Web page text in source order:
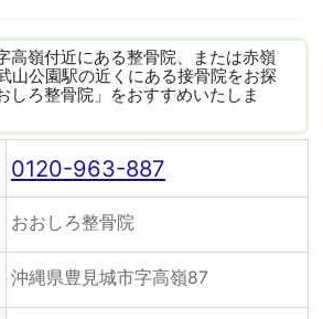
高嶺付近にある整骨院、または赤嶺
山公園駅の近くにある接骨院をお探
しろ整骨院」をおすすめいたしま
0120-963-887
おおしろ整骨院
沖縄県豊見城市字高嶺87